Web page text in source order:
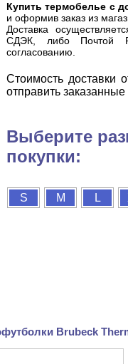
Купить термобелье с
и оформив заказ из
Доставка
СДЭК, либо Почтой
согласованию.
Cтоимость доставки
отправить
Выберите
покупки:
S M L
Brubeck